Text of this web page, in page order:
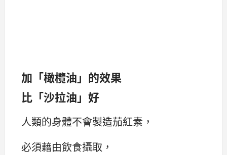
加「橄欖油」的效果
比「沙拉油」好
人類的身體不會製造茄紅素，
必須藉由飲食攝取，